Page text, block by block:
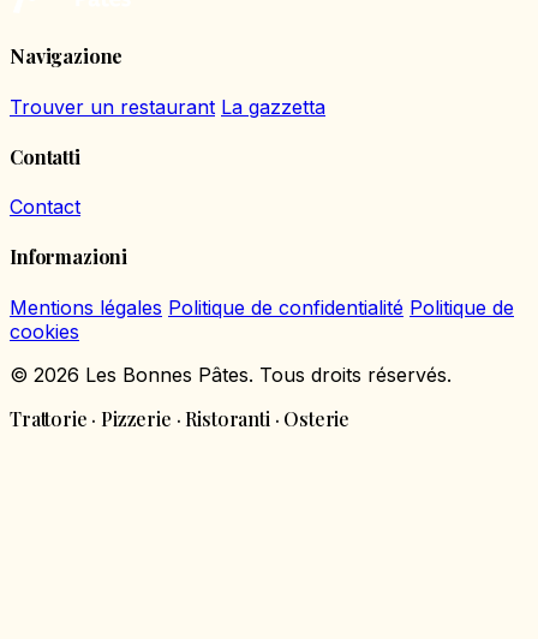
Navigazione
Trouver un restaurant La gazzetta
Contatti
Contact
Informazioni
Mentions légales Politique de confidentialité Politique de
cookies
© 2026 Les Bonnes Pâtes. Tous droits réservés.
Trattorie · Pizzerie · Ristoranti · Osterie